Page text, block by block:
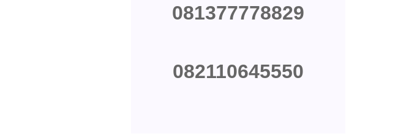
081377778829
082110645550